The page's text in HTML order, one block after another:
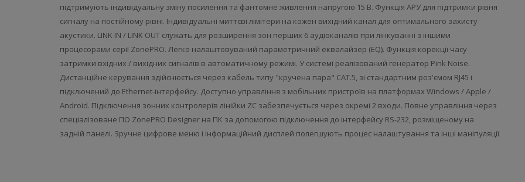
підтримують індивідуальну зміну посилення та фантомне живлення напругою 15 В. Функція АРУ для підтримки рівня
сигналу на постійному рівні. Індивідуальні миттєві лімітери на кожен вихідний канал для оптимального захисту
акустики. LINK IN / LINK OUT служать для розширення зон перших 6 аудіоканалів при лінкуванні з іншими
процесорами серії ZonePRO. Легко налаштовуваний параметричний еквалайзер (EQ). Функція корекції часу
затримки вхідних / вихідних сигналів в автоматичному режимі. У системі реалізований генератор Pink Noise.
Дистанційне керування здійснюється через кабель типу "кручена пара" CAT.5, зі стандартним роз'ємом RJ45 і
підключений до Ethernet-інтерфейсу. Доступно управління з мобільних пристроїв на платформах Windows / Apple /
Android. Підключення зонних контролерів лінійки ZC забезпечується через окремі 2 входи. Повне управління через
спеціалізоване ПО ZonePRO Designer на ПК за допомогою підключення до інтерфейсу RS-232, розміщеному на
задній панелі. Зручне цифрове меню і інформаційний дисплей полегшують процес налаштування та інші маніпуляції